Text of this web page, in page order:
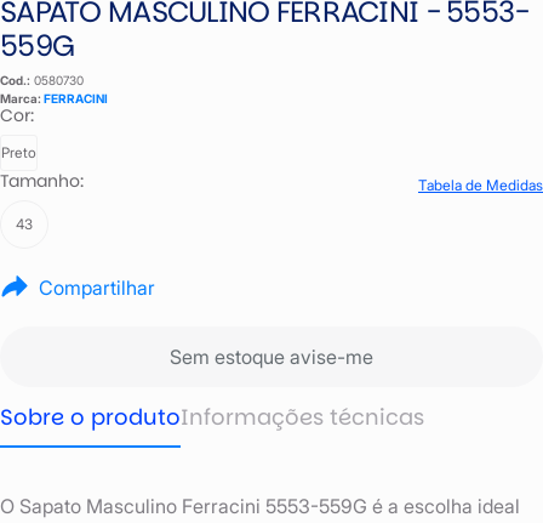
SAPATO MASCULINO FERRACINI - 5553-
559G
Cod.: 0580730
Marca: FERRACINI
Cor:
Preto
Tamanho: Tabela de Medidas
43
Compartilhar
Sem estoque avise-me
Sobre o produtoInformações técnicas
O Sapato Masculino Ferracini 5553-559G é a escolha ideal